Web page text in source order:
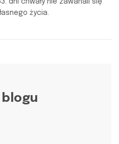
życia.
blogu